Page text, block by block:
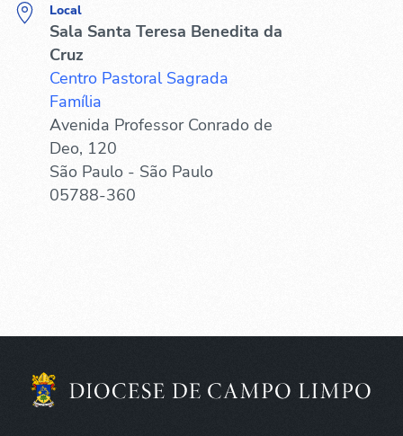
Local
Sala Santa Teresa Benedita da
Cruz
Centro Pastoral Sagrada
Família
Avenida Professor Conrado de
Deo, 120
São Paulo - São Paulo
05788-360